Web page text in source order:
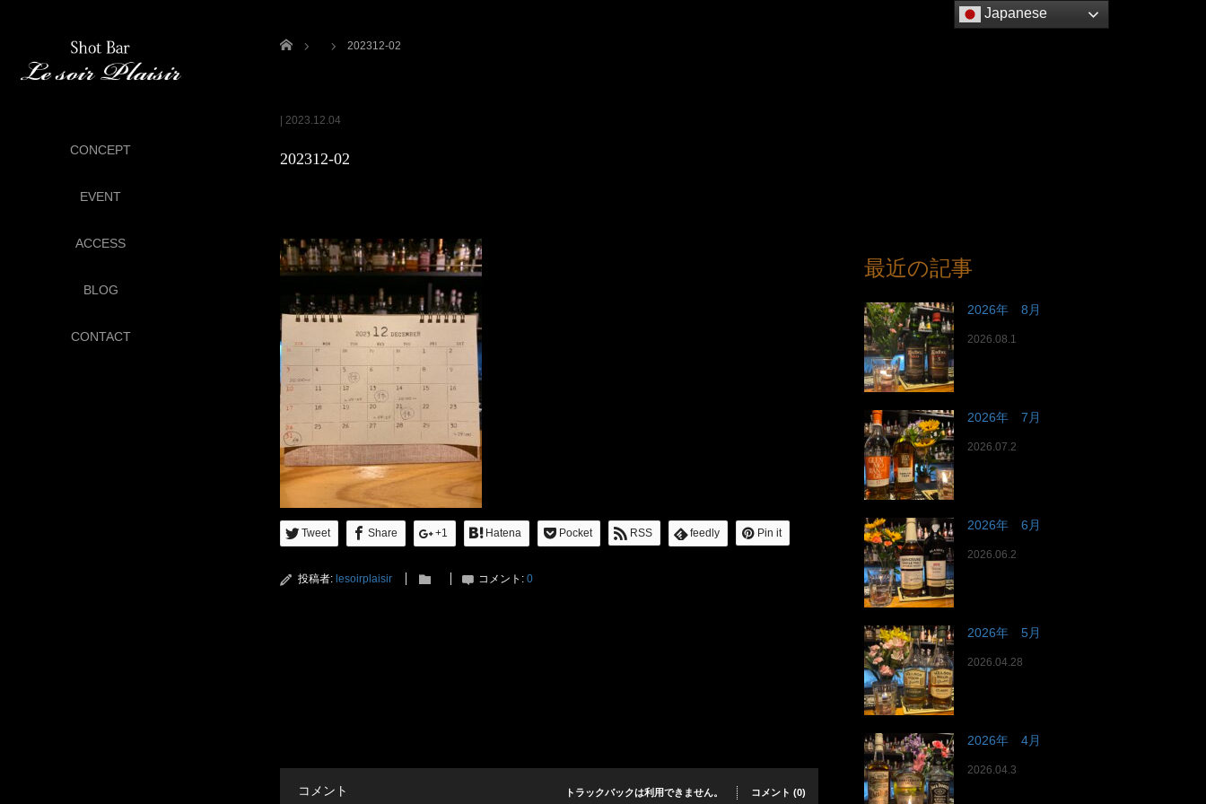
CONCEPT
EVENT
ACCESS
BLOG
CONTACT
ホーム 202312-02
2023.12.04
202312-02
Tweet Share +1 Hatena Pocket RSS feedly Pin it
投稿者: lesoirplaisir コメント: 0
コメント トラックバックは利用できません。 コメント (0)
最近の記事
2026年 8月
2026.08.1
2026年 7月
2026.07.2
2026年 6月
2026.06.2
2026年 5月
2026.04.28
2026年 4月
2026.04.3
Japanese